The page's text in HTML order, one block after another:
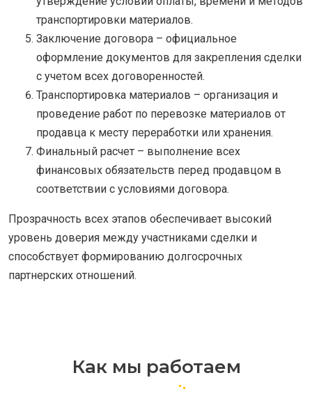
транспортировки материалов.
Заключение договора – официальное
оформление документов для закрепления сделки
с учетом всех договоренностей.
Транспортировка материалов – организация и
проведение работ по перевозке материалов от
продавца к месту переработки или хранения.
Финальный расчет – выполнение всех
финансовых обязательств перед продавцом в
соответствии с условиями договора.
Прозрачность всех этапов обеспечивает высокий
уровень доверия между участниками сделки и
способствует формированию долгосрочных
партнерских отношений.
Как мы работаем